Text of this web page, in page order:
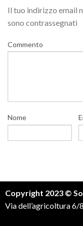
Il tuo indirizzo email
sono contrassegnati
Commento
Nome
Copyright 2023 ©
Via dell’agricoltura 6/